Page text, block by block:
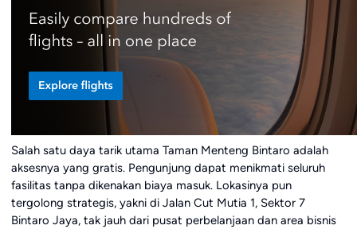
Salah satu daya tarik utama Taman Menteng Bintaro adalah
aksesnya yang gratis. Pengunjung dapat menikmati seluruh
fasilitas tanpa dikenakan biaya masuk. Lokasinya pun
tergolong strategis, yakni di Jalan Cut Mutia 1, Sektor 7
Bintaro Jaya, tak jauh dari pusat perbelanjaan dan area bisnis